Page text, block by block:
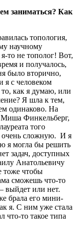
заниматься? Как
топология,
научному
то не тополог! Вот,
и получалось,
было вторично,
я с человеком
как я думаю, или
Я шла к тем,
одинаково. На
Миша Финкельберг,
того
очень сложную. И я
я могла бы решить
задач, доступных
Анатольевичу
тоже чтобы
сможешь что-то
выйдет или нет.
брала его мини-
я. С ним уже стала
что-то такое типа